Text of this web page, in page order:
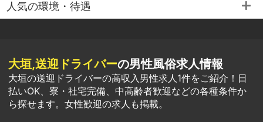
人気の環境・待遇
大垣,送迎ドライバーの男性風俗求人情報
大垣の送迎ドライバーの高収入男性求人1件をご紹介！日
払いOK、寮・社宅完備、中高齢者歓迎などの各種条件か
ら探せます。女性歓迎の求人も掲載。